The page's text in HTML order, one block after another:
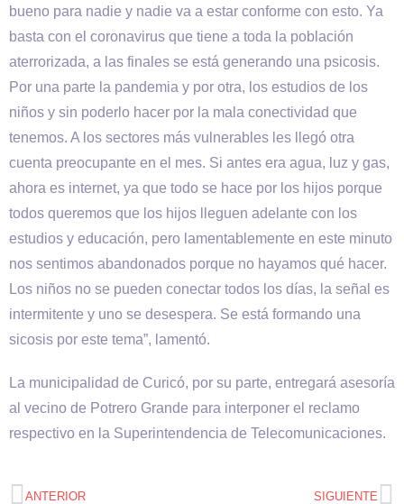
bueno para nadie y nadie va a estar conforme con esto. Ya
basta con el coronavirus que tiene a toda la población
aterrorizada, a las finales se está generando una psicosis.
Por una parte la pandemia y por otra, los estudios de los
niños y sin poderlo hacer por la mala conectividad que
tenemos. A los sectores más vulnerables les llegó otra
cuenta preocupante en el mes. Si antes era agua, luz y gas,
ahora es internet, ya que todo se hace por los hijos porque
todos queremos que los hijos lleguen adelante con los
estudios y educación, pero lamentablemente en este minuto
nos sentimos abandonados porque no hayamos qué hacer.
Los niños no se pueden conectar todos los días, la señal es
intermitente y uno se desespera. Se está formando una
sicosis por este tema”, lamentó.
La municipalidad de Curicó, por su parte, entregará asesoría
al vecino de Potrero Grande para interponer el reclamo
respectivo en la Superintendencia de Telecomunicaciones.
ANTERIOR SIGUIENTE